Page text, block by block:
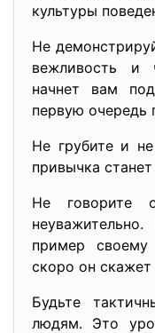
культуры
Не
вежливость и
начнет вам
первую
Не грубите и
привычка
Не говорите
пример своему
скоро он
Будьте
людям. Это